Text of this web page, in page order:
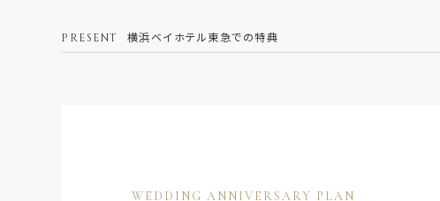
PRESENT 横浜ベイホテル東急での特典
WEDDING ANNIVERSARY PLAN